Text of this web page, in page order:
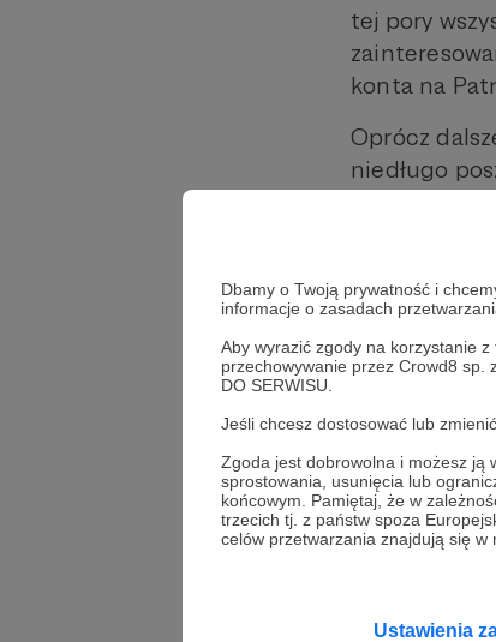
Dbamy o Twoją prywatność i
informacje o zasadach
Aby wyrazić zgody na korzystanie
przechowywanie przez Crowd8 sp.
DO SERWISU.
Jeśli chcesz dostosować lub
Zgoda jest dobrowolna i możesz ją
sprostowania, usunięcia lub
końcowym. Pamiętaj, że w
trzecich tj. z państw spoza
celów przetwarzania znajdują się w
Ustawienia
tej pory
konta na
Oprócz
niedługo
Jeśli masz
Dzięki!
językoznawstwo
Udostępnij
O